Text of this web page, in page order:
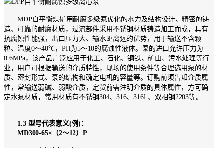
MDP自平衡煤矿用耐腐多级泵优化的水力及结构设计、精密的铸
造、可靠的耐腐材质，过流部件采用不锈钢材质铸造加工而成，具有
抗腐蚀性能强，出口压力大、输水距离远的优势，用于输送不含颗
粒、温度0～40℃，PH为5～10的腐蚀性液体。泵的进口允许压力为
0.6MPa，该产品广泛应用于化工、石化、钢铁、矿山、污水处理等行
业，用户可根据输送的介质特性，现场的使用条件等合理选用泵的材
质、密封形式、泵的结构和确定电机的容量等。订购前须告知介质属
性，常输送弱碱、弱酸介质，定货前需注明介质的具体属性，方可确
定水泵材质，常用材质有不锈钢304、316、316L、双相钢2203等。
1.3 型号代表意义(例)：
MD300-65×（2～12）P